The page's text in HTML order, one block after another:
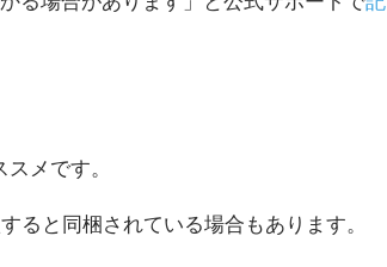
メです。
ると同梱されている場合もあります。